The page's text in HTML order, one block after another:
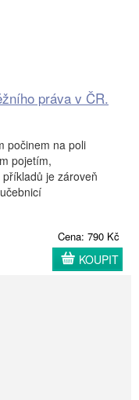
práva v ČR.
počinem na poli
pojetím,
je zároveň
Cena: 790 Kč
KOUPIT